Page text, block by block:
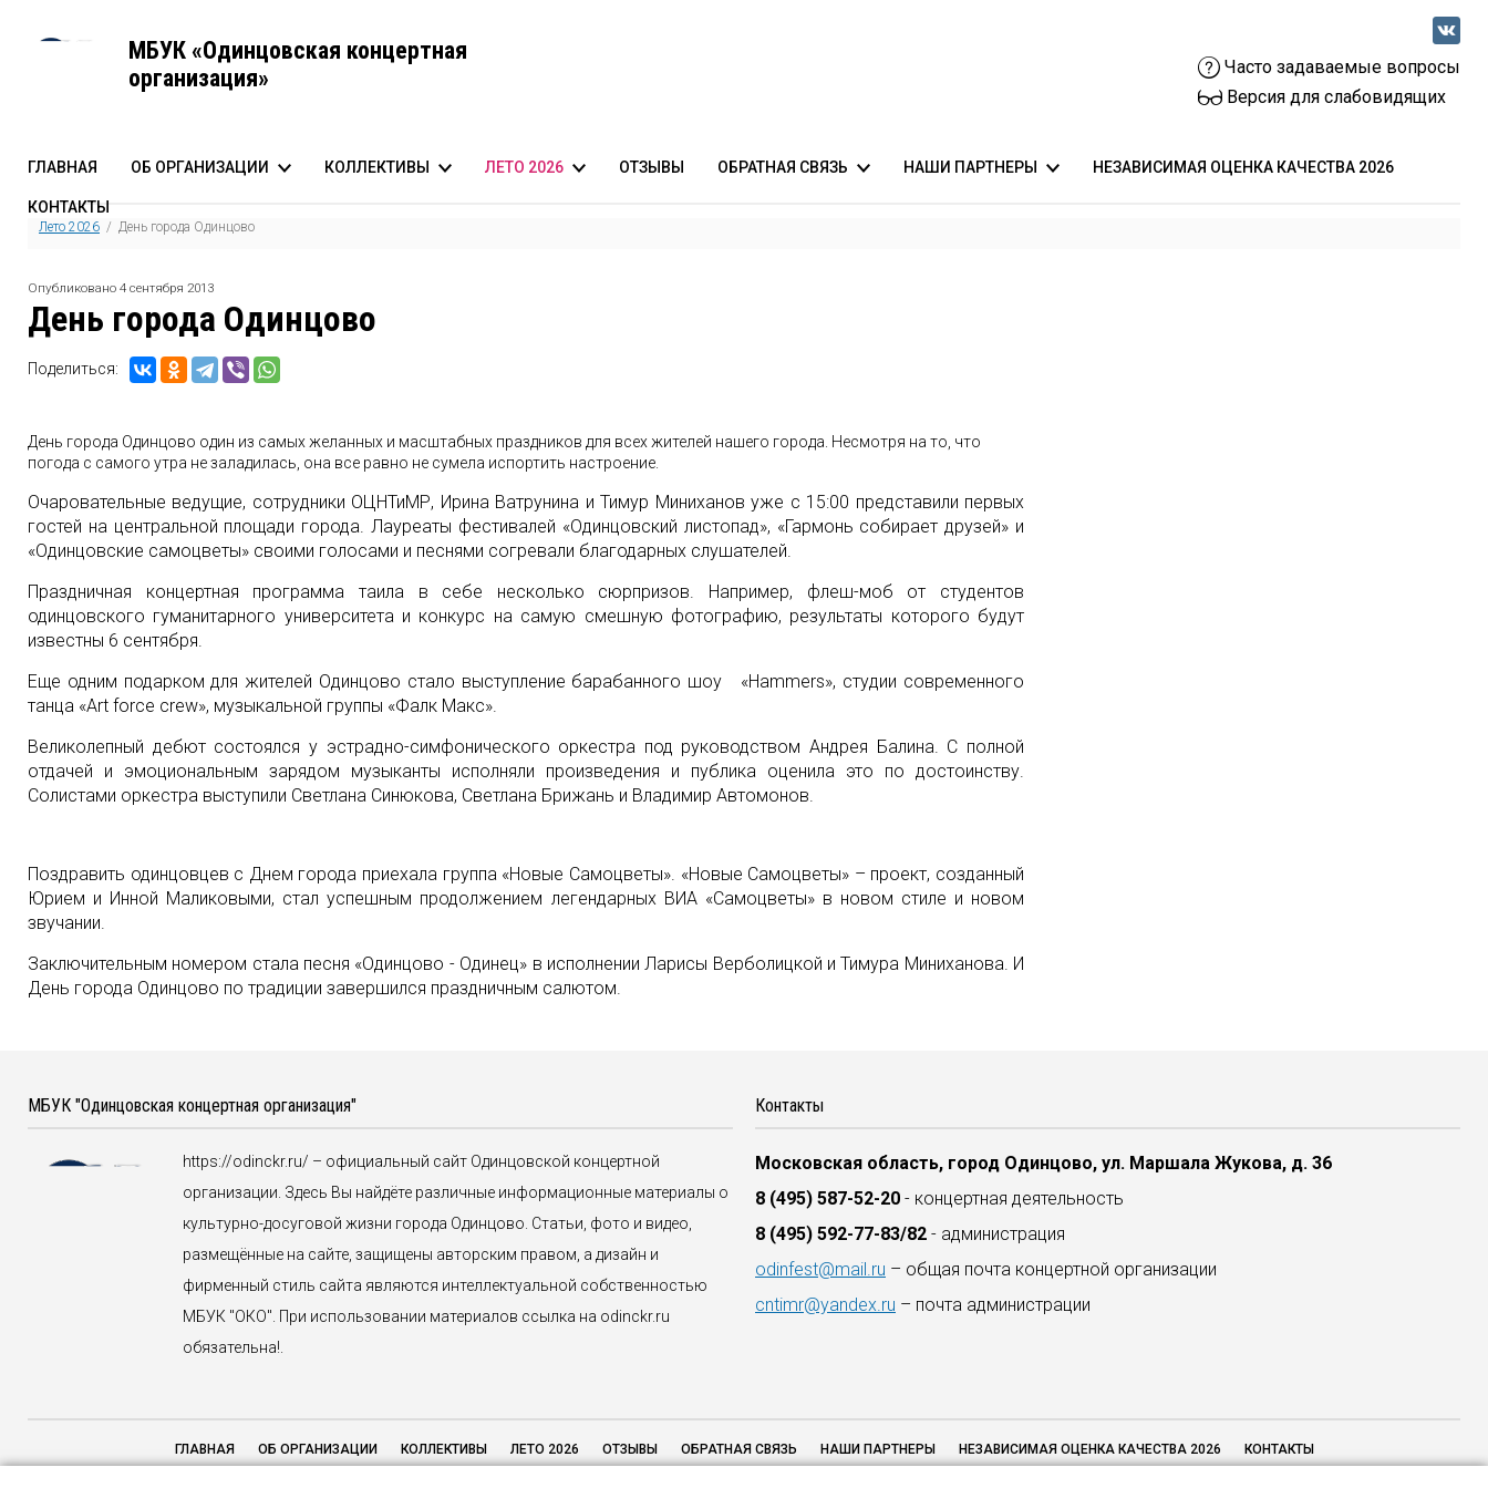
МБУК «Одинцовская концертная
организация»
Часто задаваемые вопросы
Версия для слабовидящих
ГЛАВНАЯ
История создания
Структура
Документы
Аттестация специальной оценки условий труда
Транспортная доступность
Обеспечение безопасности
Часто задаваемые вопросы
Карта сайта
ОБ ОРГАНИЗАЦИИ
Театр песни «Лилиум»
КОЛЛЕКТИВЫ ЛЕТО 2026 ОТЗЫВЫ ОБРАТНАЯ СВЯЗЬ НАШИ ПАРТНЕРЫ НЕЗАВИСИМАЯ ОЦЕНКА КАЧЕСТВА 2026
КОНТАКТЫ
Лето 2026 / День города Одинцово
Опубликовано 4 сентября 2013
День города Одинцово
Поделиться:
День города Одинцово один из самых желанных и масштабных праздников для всех жителей нашего города. Несмотря на то, что
погода с самого утра не заладилась, она все равно не сумела испортить настроение.
Очаровательные ведущие, сотрудники ОЦНТиМР, Ирина Ватрунина и Тимур Миниханов уже с 15:00 представили первых
гостей на центральной площади города. Лауреаты фестивалей «Одинцовский листопад», «Гармонь собирает друзей» и
«Одинцовские самоцветы» своими голосами и песнями согревали благодарных слушателей.
Праздничная концертная программа таила в себе несколько сюрпризов. Например, флеш-моб от студентов
одинцовского гуманитарного университета и конкурс на самую смешную фотографию, результаты которого будут
известны 6 сентября.
Еще одним подарком для жителей Одинцово стало выступление барабанного шоу «Hammers», студии современного
танца «Art forсe crew», музыкальной группы «Фалк Макс».
Великолепный дебют состоялся у эстрадно-симфонического оркестра под руководством Андрея Балина. С полной
отдачей и эмоциональным зарядом музыканты исполняли произведения и публика оценила это по достоинству.
Солистами оркестра выступили Светлана Синюкова, Светлана Брижань и Владимир Автомонов.
Поздравить одинцовцев с Днем города приехала группа «Новые Самоцветы». «Новые Самоцветы» – проект, созданный
Юрием и Инной Маликовыми, стал успешным продолжением легендарных ВИА «Самоцветы» в новом стиле и новом
звучании.
Заключительным номером стала песня «Одинцово - Одинец» в исполнении Ларисы Верболицкой и Тимура Миниханова. И
День города Одинцово по традиции завершился праздничным салютом.
МБУК "Одинцовская концертная организация"
https://odinckr.ru/ – официальный сайт Одинцовской концертной
организации. Здесь Вы найдёте различные информационные материалы о
культурно-досуговой жизни города Одинцово. Статьи, фото и видео,
размещённые на сайте, защищены авторским правом, а дизайн и
фирменный стиль сайта являются интеллектуальной собственностью
МБУК "ОКО". При использовании материалов ссылка на odinckr.ru
обязательна!.
Контакты
Московская область, город Одинцово, ул. Маршала Жукова, д. 36
8 (495) 587-52-20 - концертная деятельность
8 (495) 592-77-83/82 - администрация
odinfest@mail.ru – общая почта концертной организации
cntimr@yandex.ru – почта администрации
ГЛАВНАЯ ОБ ОРГАНИЗАЦИИ КОЛЛЕКТИВЫ ЛЕТО 2026 ОТЗЫВЫ ОБРАТНАЯ СВЯЗЬ НАШИ ПАРТНЕРЫ НЕЗАВИСИМАЯ ОЦЕНКА КАЧЕСТВА 2026 КОНТАКТЫ